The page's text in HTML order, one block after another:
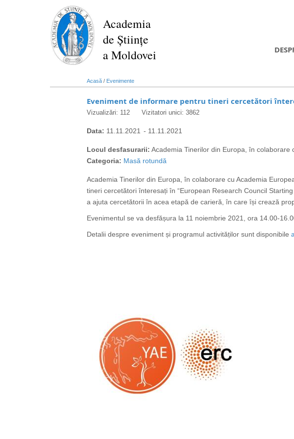
Academia
de Științe
a Moldovei
Acasă / Evenimente
Eveniment de informare pentru tineri cercetători
Vizualizări: 112 Vizitatori unici: 3862
Data: 11.11.2021 - 11.11.2021
Locul desfasurarii: Academia Tinerilor din Europa, în colaborare
Categoria: Masă rotundă
Academia Tinerilor din Europa, în colaborare cu Academia
tineri cercetători înteresați în “European Research Council
a ajuta cercetătorii în acea etapă de carieră, în care își crează
Evenimentul se va desfășura la 11 noiembrie 2021, ora 14.00-
Detalii despre eveniment și programul activităților sunt disponibile